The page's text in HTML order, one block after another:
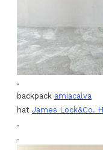
.
backpack amiacalva
hat James Lock&Co.
.
.